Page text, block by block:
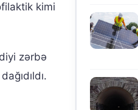
kimi
zərbə